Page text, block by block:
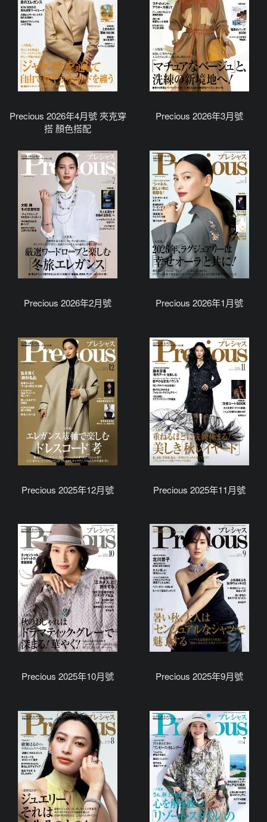
Precious 2026年4月號 夾克穿
搭 顏色搭配
Precious 2026年3月號
Precious 2026年2月號 Precious 2026年1月號
Precious 2025年12月號 Precious 2025年11月號
Precious 2025年10月號 Precious 2025年9月號